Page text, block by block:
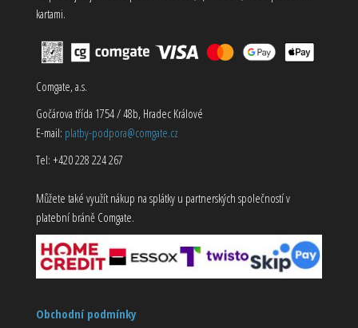
kartami.
Comgate, a.s.
Gočárova třída 1754 / 48b, Hradec Králové
E-mail: platby-podpora@comgate.cz
Tel: +420 228 224 267
Můžete také využít nákup na splátky u partnerských společností v
platební bráně Comgate.
Obchodní podmínky